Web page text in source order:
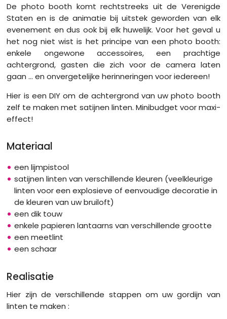
De photo booth komt rechtstreeks uit de Verenigde
Staten en is de animatie bij uitstek geworden van elk
evenement en dus ook bij elk huwelijk. Voor het geval u
het nog niet wist is het principe van een photo booth:
enkele ongewone accessoires, een prachtige
achtergrond, gasten die zich voor de camera laten
gaan ... en onvergetelijke herinneringen voor iedereen!
Hier is een DIY om de achtergrond van uw photo booth
zelf te maken met satijnen linten. Minibudget voor maxi-
effect!
Materiaal
een lijmpistool
satijnen linten van verschillende kleuren (veelkleurige
linten voor een explosieve of eenvoudige decoratie in
de kleuren van uw bruiloft)
een dik touw
enkele papieren lantaarns van verschillende grootte
een meetlint
een schaar
Realisatie
Hier zijn de verschillende stappen om uw gordijn van
linten te maken :